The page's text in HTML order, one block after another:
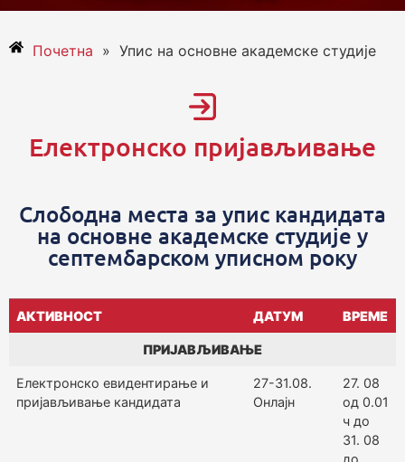
Почетна » Упис на основне академске студије
Електронско пријављивање
Слободна места за упис кандидата
на основне академске студије у
септембарском уписном року
АКТИВНОСТ ДАТУМ ВРЕМЕ
ПРИЈАВЉИВАЊЕ
Електронско евидентирање и
пријављивање кандидата
27-31.08.
Онлајн
27. 08
од 0.01
ч до
31. 08
до